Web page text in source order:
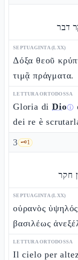
דבר
SEPTUAGINTA (LXX)
Δόξα θεοῦ
τιμᾷ πράγματα.
LETTURA ORTODOSSA
Gloria di Dioⓘ
dei re è
3 🗝️1
חקר
SEPTUAGINTA (LXX)
οὐρανὸς
βασιλέως
LETTURA ORTODOSSA
Il cielo per